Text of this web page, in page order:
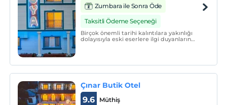
Zumbara ile Sonra Öde
Taksitli Ödeme Seçeneği
Birçok önemli tarihi kalıntılara yakınlığı
dolayısıyla eski eserlere ilgi duyanların
süslenen sıcak bir aile ortamı sunuyor.
Çınar Butik Otel
Müthiş
9.6